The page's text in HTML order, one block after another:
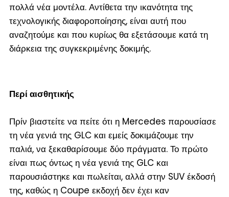
πολλά νέα μοντέλα. Αντίθετα την ικανότητα της
τεχνολογικής διαφοροποίησης, είναι αυτή που
αναζητούμε και που κυρίως θα εξετάσουμε κατά τη
διάρκεια της συγκεκριμένης δοκιμής.
Περί αισθητικής
Πρίν βιαστείτε να πείτε ότι η Mercedes παρουσίασε
τη νέα γενιά της GLC και εμείς δοκιμάζουμε την
παλιά, να ξεκαθαρίσουμε δύο πράγματα. Το πρώτο
είναι πως όντως η νέα γενιά της GLC και
παρουσιάστηκε και πωλείται, αλλά στην SUV έκδοσή
της, καθώς η Coupe εκδοχή δεν έχει καν